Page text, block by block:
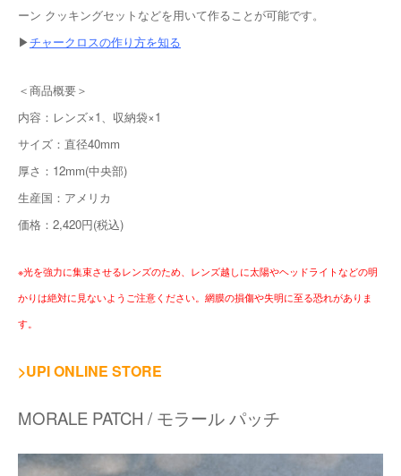
ーン クッキングセットなどを用いて作ることが可能です。
▶︎チャークロスの作り方を知る
＜商品概要＞
内容：レンズ×1、収納袋×1
サイズ：直径40mm
厚さ：12mm(中央部)
生産国：アメリカ
価格：2,420円(税込)
※光を強力に集束させるレンズのため、レンズ越しに太陽やヘッドライトなどの明
かりは絶対に見ないようご注意ください。網膜の損傷や失明に至る恐れがありま
す。
>UPI ONLINE STORE
MORALE PATCH / モラール パッチ